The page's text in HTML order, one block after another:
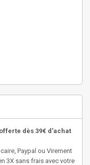
offerte dès 39€ d'achat
Paypal ou Virement
3X sans frais avec votre